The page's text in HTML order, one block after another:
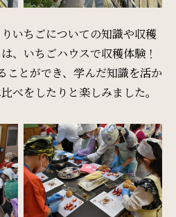
Harmony」
いちごについての知識や収穫
、いちごハウスで収穫体験！
ことができ、学んだ知識を活か
べをしたりと楽しみました。